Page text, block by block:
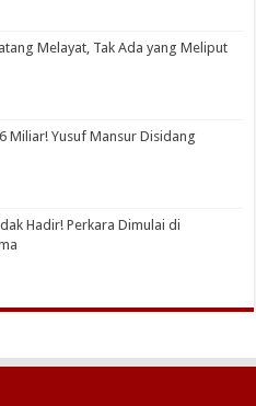
Melayat, Tak Ada yang Meliput
Miliar! Yusuf Mansur Disidang
Hadir! Perkara Dimulai di